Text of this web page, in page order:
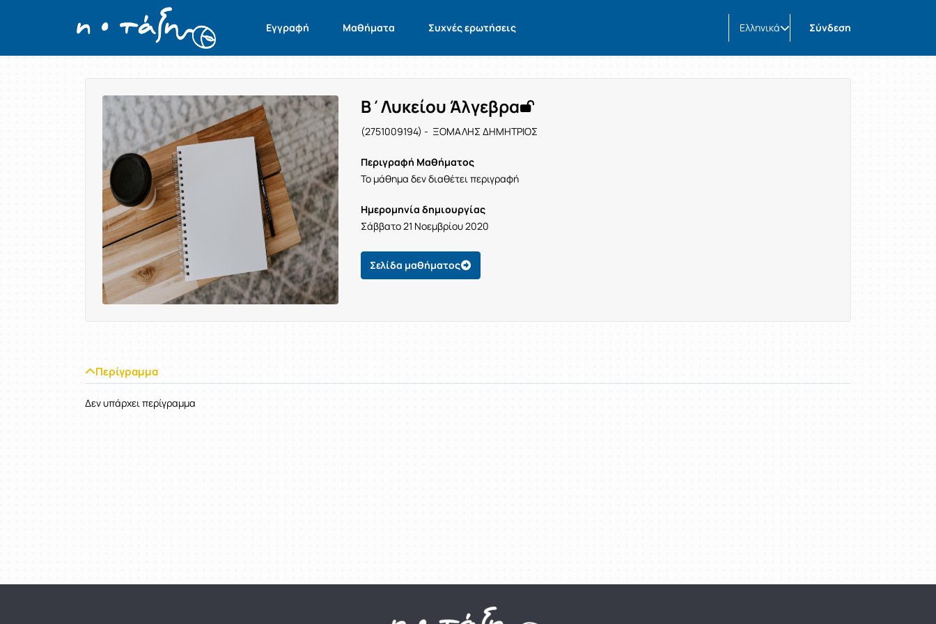
Εγγραφή Μαθήματα Συχνές ερωτήσεις Ελληνικά Σύνδεση
Παρουσίαση/Προβολή
Β΄Λυκείου Άλγεβρα
(2751009194) - ΞΟΜΑΛΗΣ ΔΗΜΗΤΡΙΟΣ
Περιγραφή Μαθήματος
Το μάθημα δεν διαθέτει περιγραφή
Ημερομηνία δημιουργίας
Σάββατο 21 Νοεμβρίου 2020
Σελίδα μαθήματος
Περίγραμμα
Δεν υπάρχει περίγραμμα